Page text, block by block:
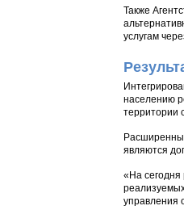
Также
услугам
населению
территории
являются
«На
управления